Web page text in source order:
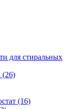
для стиральных
(26)
(16)